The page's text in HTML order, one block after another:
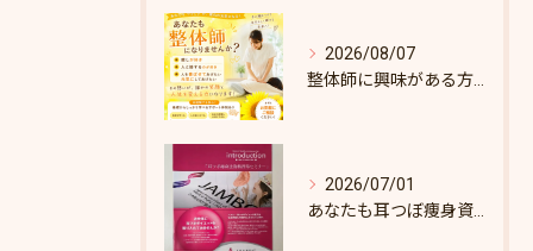
2026/08/07
2026/07/01